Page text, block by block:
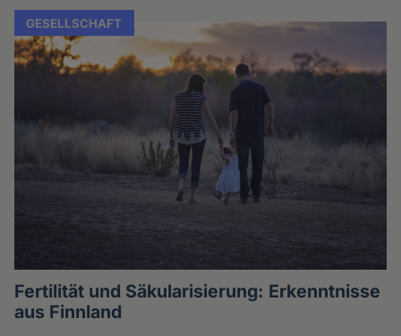
GESELLSCHAFT
Fertilität und Säkularisierung: Erkenntnisse
aus Finnland